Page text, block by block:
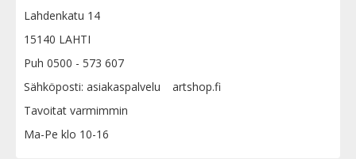
Lahdenkatu 14
15140 LAHTI
Puh 0500 - 573 607
Sähköposti: asiakaspalvelu
artshop.fi
Tavoitat varmimmin
Ma-Pe klo 10-16